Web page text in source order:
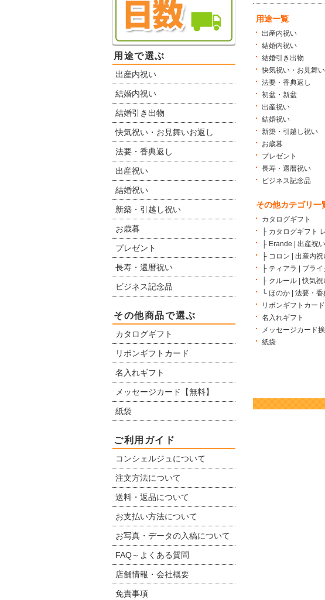
用途一覧
出産内祝い
結婚内祝い
結婚引き出物
快気祝い・お見舞
法要・香典返し
初盆・新盆
出産祝い
結婚祝い
新築・引越し祝い
お歳暮
プレゼント
長寿・還暦祝い
ビジネス記念品
その他カテゴリ一
カタログギフト
├ カタログギフト
├ Erande | 出産祝
├ コロン | 出産内祝
├ ティアラ | ブライ
├ クルール | 快気
└ ほのか | 法要・
リボンギフトカード
名入れギフト
メッセージカード
紙袋
用途で選ぶ
出産内祝い
結婚内祝い
結婚引き出物
快気祝い・お見舞いお返し
法要・香典返し
出産祝い
結婚祝い
新築・引越し祝い
お歳暮
プレゼント
長寿・還暦祝い
ビジネス記念品
その他商品で選ぶ
カタログギフト
リボンギフトカード
名入れギフト
メッセージカード【無料】
紙袋
ご利用ガイド
コンシェルジュについて
注文方法について
送料・返品について
お支払い方法について
お写真・データの入稿について
FAQ～よくある質問
店舗情報・会社概要
免責事項